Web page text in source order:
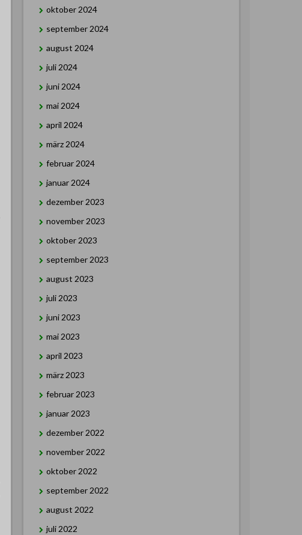
oktober 2024
september 2024
august 2024
juli 2024
juni 2024
mai 2024
april 2024
märz 2024
februar 2024
januar 2024
dezember 2023
november 2023
oktober 2023
september 2023
august 2023
juli 2023
juni 2023
mai 2023
april 2023
märz 2023
februar 2023
januar 2023
dezember 2022
november 2022
oktober 2022
september 2022
august 2022
juli 2022